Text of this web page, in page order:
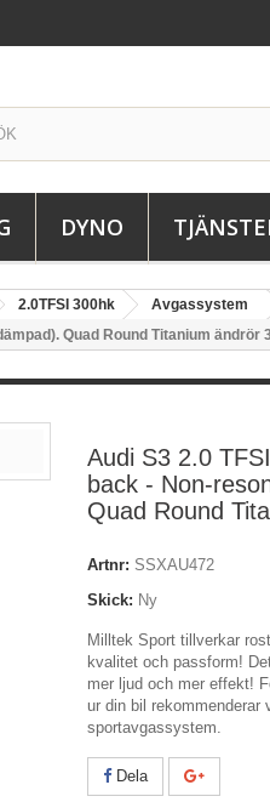
DYNO
2.0TFSI 300hk
Avgassystem
Quad Round Titanium ändrör
Audi S3 2.0
back - Non-
Quad Round
Artnr: SSXAU472
Skick: Ny
Milltek Sport tillverkar
kvalitet och passform!
mer ljud och mer effekt!
ur din bil rekommenderar
sportavgassystem.
Dela